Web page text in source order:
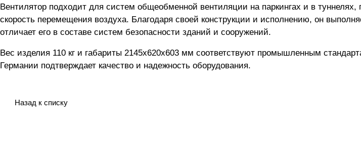
Вентилятор подходит для систем общеобменной вентиляции на паркингах и в туннелях,
скорость перемещения воздуха. Благодаря своей конструкции и исполнению, он
отличает его в составе систем безопасности зданий и сооружений.
Вес изделия 110 кг и габариты 2145x620x603 мм соответствуют промышленным
Германии подтверждает качество и надежность оборудования.
Назад к списку